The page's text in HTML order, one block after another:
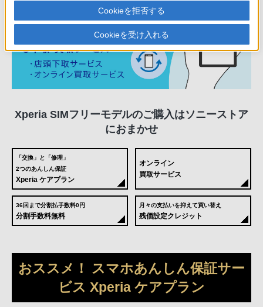
Xperia SIMフリーモデルのご購入はソニーストア
におまかせ
「交換」と「修理」
2つのあんしん保証
Xperia ケアプラン
オンライン
買取サービス
36回まで分割払手数料0円
分割手数料無料
月々の支払いを抑えて買い替え
残価設定クレジット
おススメ！ スマホあんしん保証サー
ビス Xperia ケアプラン
Cookieを拒否する
Cookieを受け入れる